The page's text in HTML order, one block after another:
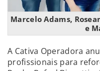
Marcelo Adams,
e
A Cativa Operadora
profissionais para